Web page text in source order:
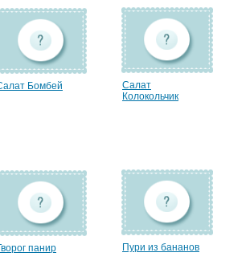
Бомбей
Салат
Колокольчик
панир Пури из бананов